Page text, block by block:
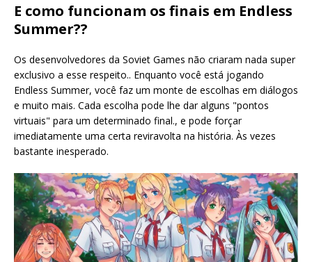
E como funcionam os finais em Endless
Summer??
Os desenvolvedores da Soviet Games não criaram nada super
exclusivo a esse respeito.. Enquanto você está jogando
Endless Summer, você faz um monte de escolhas em diálogos
e muito mais. Cada escolha pode lhe dar alguns "pontos
virtuais" para um determinado final., e pode forçar
imediatamente uma certa reviravolta na história. Às vezes
bastante inesperado.